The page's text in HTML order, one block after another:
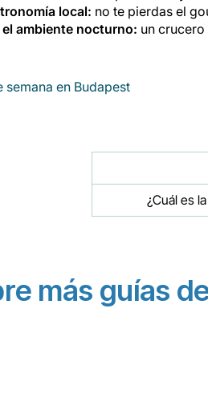
local: no te pierdas el
ambiente nocturno: un
semana en Budapest
¿Cuál es
más guías